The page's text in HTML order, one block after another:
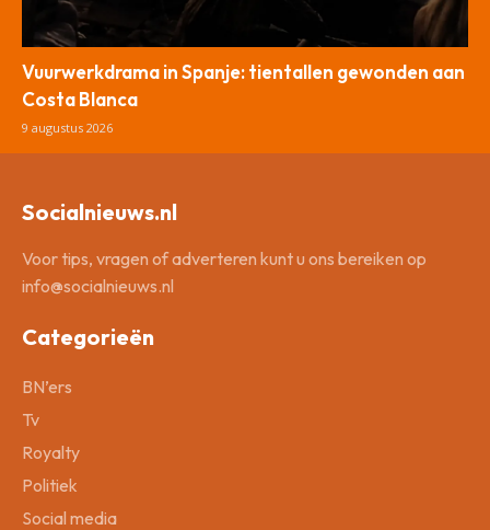
Vuurwerkdrama in Spanje: tientallen gewonden aan
Costa Blanca
9 augustus 2026
Socialnieuws.nl
Voor tips, vragen of adverteren kunt u ons bereiken op
info@socialnieuws.nl
Categorieën
BN’ers
Tv
Royalty
Politiek
Social media